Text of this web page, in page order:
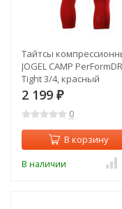
Тайтсы
JOGEL CAMP
Tight 3/4, красный
(2125142)
2 199 ₽
0
В корзину
В наличии